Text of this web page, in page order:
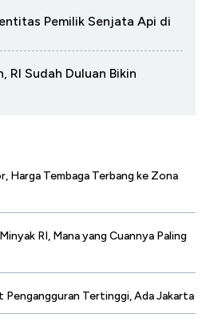
Pemilik Senjata Api di
RI Sudah Duluan Bikin
Harga Tembaga Terbang ke Zona
RI, Mana yang Cuannya Paling
Pengangguran Tertinggi, Ada Jakarta